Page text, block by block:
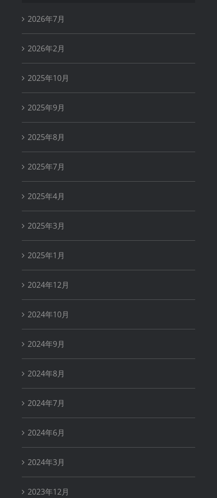
2026年7月
2026年2月
2025年10月
2025年9月
2025年8月
2025年7月
2025年4月
2025年3月
2025年1月
2024年12月
2024年10月
2024年9月
2024年8月
2024年7月
2024年6月
2024年3月
2023年12月